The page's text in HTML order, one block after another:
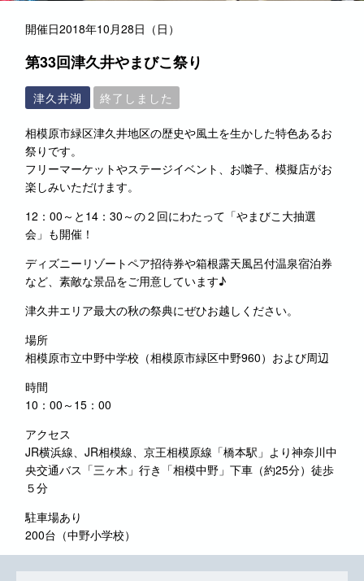
開催日2018年10月28日（日）
第33回津久井やまびこ祭り
津久井湖 終了しました
相模原市緑区津久井地区の歴史や風土を生かした特色あるお
祭りです。
フリーマーケットやステージイベント、お囃子、模擬店がお
楽しみいただけます。
12：00～と14：30～の２回にわたって「やまびこ大抽選
会」も開催！
ディズニーリゾートペア招待券や箱根露天風呂付温泉宿泊券
など、素敵な景品をご用意しています♪
津久井エリア最大の秋の祭典にぜひお越しください。
場所
相模原市立中野中学校（相模原市緑区中野960）および周辺
時間
10：00～15：00
アクセス
JR横浜線、JR相模線、京王相模原線「橋本駅」より神奈川中
央交通バス「三ヶ木」行き「相模中野」下車（約25分）徒歩
５分
駐車場あり
200台（中野小学校）